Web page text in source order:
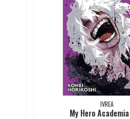
IVREA
My Hero